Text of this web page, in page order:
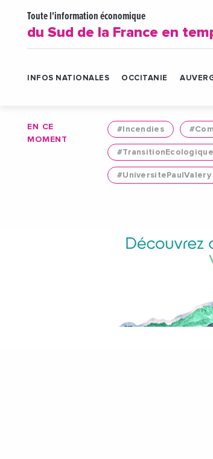
Toute l'information économique
du Sud de la France en
INFOS NATIONALES OCCITANIE
EN CE
MOMENT
#Incendies
#TransitionEcologique
#UniversitePaulValery